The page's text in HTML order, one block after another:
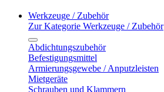
Werkzeuge / Zubehör
Zur Kategorie Werkzeuge / Zubehör
Abdichtungszubehör
Befestigungsmittel
Armierungsgewebe / Anputzleisten
Mietgeräte
Schrauben und Klammern